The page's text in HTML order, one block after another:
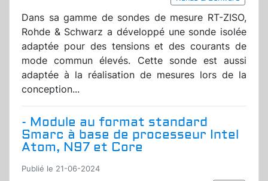
Dans sa gamme de sondes de mesure RT-ZISO,
Rohde & Schwarz a développé une sonde isolée
adaptée pour des tensions et des courants de
mode commun élevés. Cette sonde est aussi
adaptée à la réalisation de mesures lors de la
conception...
- Module au format standard
Smarc à base de processeur Intel
Atom, N97 et Core
Publié le 21-06-2024